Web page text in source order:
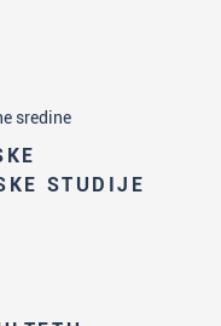
sredine
STUDIJE